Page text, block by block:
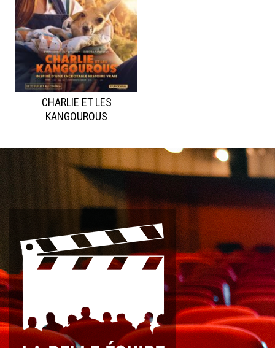
CHARLIE ET LES
KANGOUROUS